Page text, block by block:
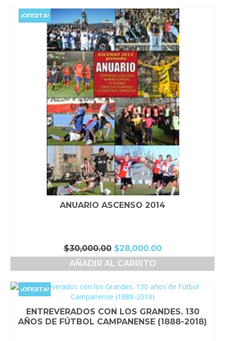
$57,000.00.$54,000.00.
¡OFERTA!
ANUARIO ASCENSO 2014
$30,000.00 El
precio
original
$30,000.00.
$28,000.00El
precio
$28,000.00.
AÑADIR AL CARRITO
¡OFERTA!
ENTREVERADOS CON LOS GRANDES. 130
AÑOS DE FÚTBOL CAMPANENSE (1888-2018)